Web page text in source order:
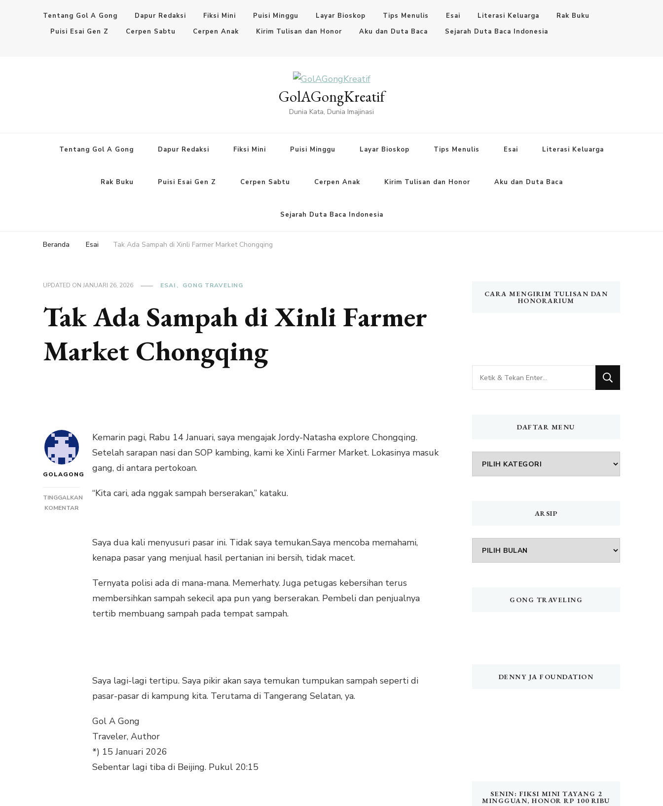
Tentang Gol A Gong Dapur Redaksi Fiksi Mini Puisi Minggu Layar Bioskop Tips Menulis Esai Literasi Keluarga
Rak Buku
Puisi Esai Gen Z
Cerpen Sabtu Cerpen Anak Kirim Tulisan dan Honor Aku dan Duta Baca Sejarah Duta Baca Indonesia
GolAGongKreatif
Dunia Kata, Dunia Imajinasi
Tentang Gol A Gong Dapur Redaksi Fiksi Mini Puisi Minggu Layar Bioskop Tips Menulis Esai Literasi Keluarga
Rak Buku Puisi Esai Gen Z Cerpen Sabtu Cerpen Anak Kirim Tulisan dan Honor Aku dan Duta Baca
Sejarah Duta Baca Indonesia
Beranda Esai Tak Ada Sampah di Xinli Farmer Market Chongqing
UPDATED ON JANUARI 26, 2026 ESAI GONG TRAVELING
Tak Ada Sampah di Xinli Farmer
Market Chongqing
GOLAGONG
TINGGALKAN
KOMENTARPADA
SAMPAH
MARKET
Kemarin pagi, Rabu 14 Januari, saya mengajak Jordy-Natasha explore Chongqing.
Setelah sarapan nasi dan SOP kambing, kami ke Xinli Farmer Market. Lokasinya masuk
gang, di antara pertokoan.
“Kita cari, ada nggak sampah berserakan,” kataku.
Saya dua kali menyusuri pasar ini. Tidak saya temukan.Saya mencoba memahami,
kenapa pasar yang menjual hasil pertanian ini bersih, tidak macet.
Ternyata polisi ada di mana-mana. Memerhaty. Juga petugas kebersihan terus
membersihkan sampah sekecil apa pun yang berserakan. Pembeli dan penjualnya
tertib membuang sampah pada tempat sampah.
Saya lagi-lagi tertipu. Saya pikir akan saya temukan tumpukan sampah seperti di
pasar-pasar di kampung kita. Terutama di Tangerang Selatan, ya.
Gol A Gong
Traveler, Author
*) 15 Januari 2026
Sebentar lagi tiba di Beijing. Pukul 20:15
CARA MENGIRIM TULISAN DAN
HONORARIUM
Mencari
Sesuatu?
DAFTAR MENU
DAFTAR
MENU
ARSIP
Arsip
GONG TRAVELING
DENNY JA FOUNDATION
SENIN: FIKSI MINI TAYANG 2
MINGGUAN, HONOR RP 100 RIBU